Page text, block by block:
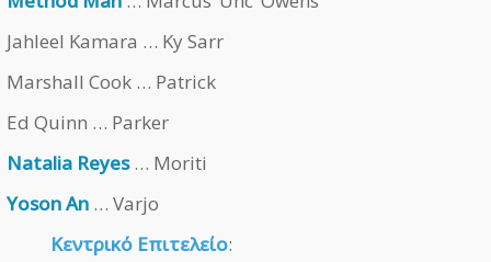
Jahleel Kamara … Ky Sarr
Marshall Cook … Patrick
Ed Quinn … Parker
Natalia Reyes… Moriti
Yoson An … Varjo
Κεντρικό Επιτελείο: